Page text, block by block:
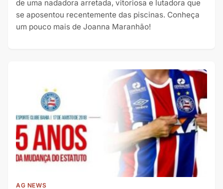
de uma nadadora arretada, vitoriosa e lutadora que
se aposentou recentemente das piscinas. Conheça
um pouco mais de Joanna Maranhão!
AG NEWS